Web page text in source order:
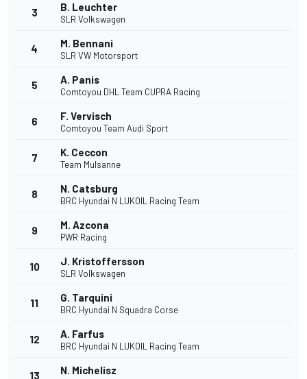
3 B. Leuchter
SLR Volkswagen
4 M. Bennani
SLR VW Motorsport
5 A. Panis
Comtoyou DHL Team CUPRA Racing
6 F. Vervisch
Comtoyou Team Audi Sport
7 K. Ceccon
Team Mulsanne
8 N. Catsburg
BRC Hyundai N LUKOIL Racing Team
9 M. Azcona
PWR Racing
10 J. Kristoffersson
SLR Volkswagen
11 G. Tarquini
BRC Hyundai N Squadra Corse
12 A. Farfus
BRC Hyundai N LUKOIL Racing Team
13 N. Michelisz